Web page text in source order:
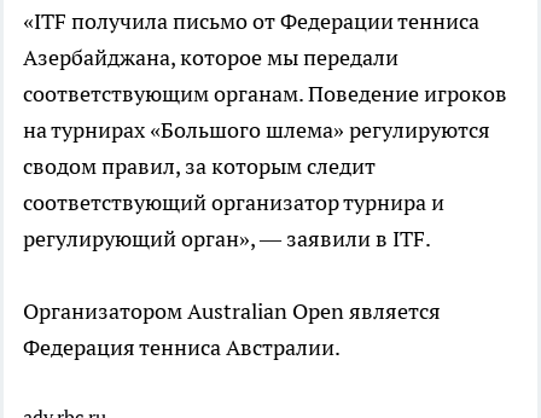
«ITF получила письмо от Федерации тенниса
Азербайджана, которое мы передали
соответствующим органам. Поведение игроков
на турнирах «Большого шлема» регулируются
сводом правил, за которым следит
соответствующий организатор турнира и
регулирующий орган», — заявили в ITF.
Организатором Australian Open является
Федерация тенниса Австралии.